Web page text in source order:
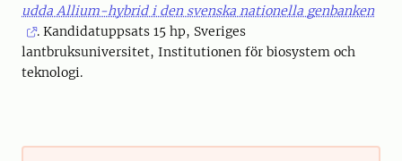
udda Allium-hybrid i den svenska nationella genbanken
. Kandidatuppsats 15 hp, Sveriges
lantbruksuniversitet, Institutionen för biosystem och
teknologi.